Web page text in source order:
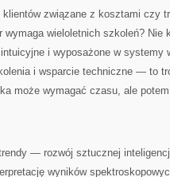
związane z kosztami czy
wieloletnich szkoleń? Nie
i wyposażone w systemy
i wsparcie techniczne — to
może wymagać czasu, ale
— rozwój sztucznej
wyników